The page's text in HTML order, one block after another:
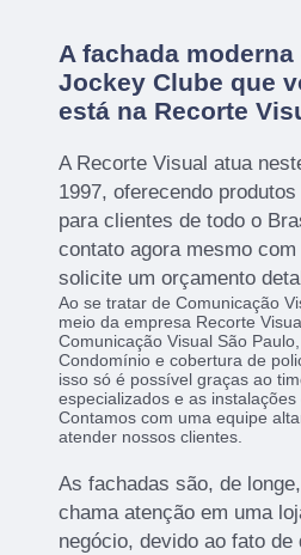
A fachada
Jockey Clube que
está na Recorte
A Recorte Visual atua
1997, oferecendo
para clientes de todo o
contato agora mesmo
solicite um orçamento
Ao se tratar de Comunicação
meio da empresa Recorte
Comunicação Visual São
Condomínio e cobertura de
isso só é possível graças ao
especializados e as
Contamos com uma equipe
atender nossos clientes.
As fachadas são, de
chama atenção em uma
negócio, devido ao fato de